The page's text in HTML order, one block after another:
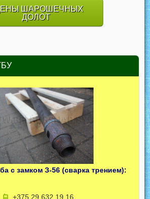
ШАРОШЕЧНЫХ
ДОЛОТ
с замком З-56 (сварка трением):
+375 29 632 19 16